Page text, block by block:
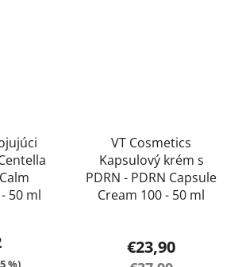
50 ml
%)
VT Cosmetics
Kapsulový krém s
PDRN - PDRN Capsule
Cream 100 - 50 ml
hodnotenie
€23,90